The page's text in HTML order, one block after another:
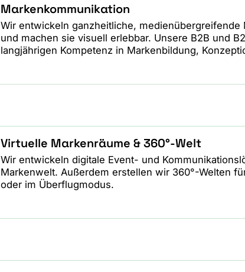
Markenkommunikation
Wir entwickeln ganzheitliche,
und machen sie visuell erlebbar. Unsere B2B und
langjährigen Kompetenz in Markenbildung,
Virtuelle Markenräume & 360°-Welt
Wir entwickeln digitale Event- und
Markenwelt. Außerdem erstellen wir 360°-Welten
oder im Überflugmodus.